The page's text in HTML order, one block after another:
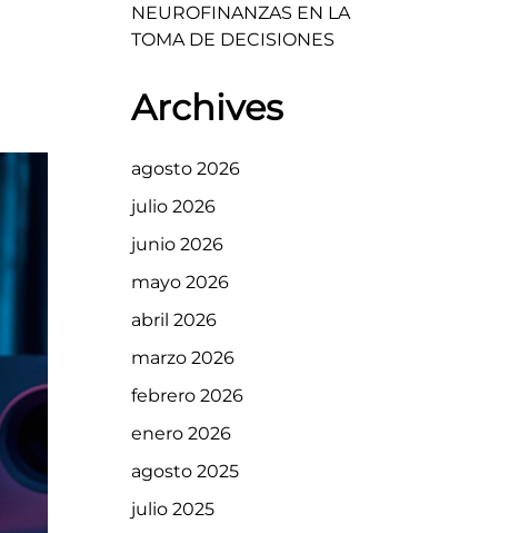
NEUROFINANZAS EN LA
TOMA DE DECISIONES
Archives
agosto 2026
julio 2026
junio 2026
mayo 2026
abril 2026
marzo 2026
febrero 2026
enero 2026
agosto 2025
julio 2025